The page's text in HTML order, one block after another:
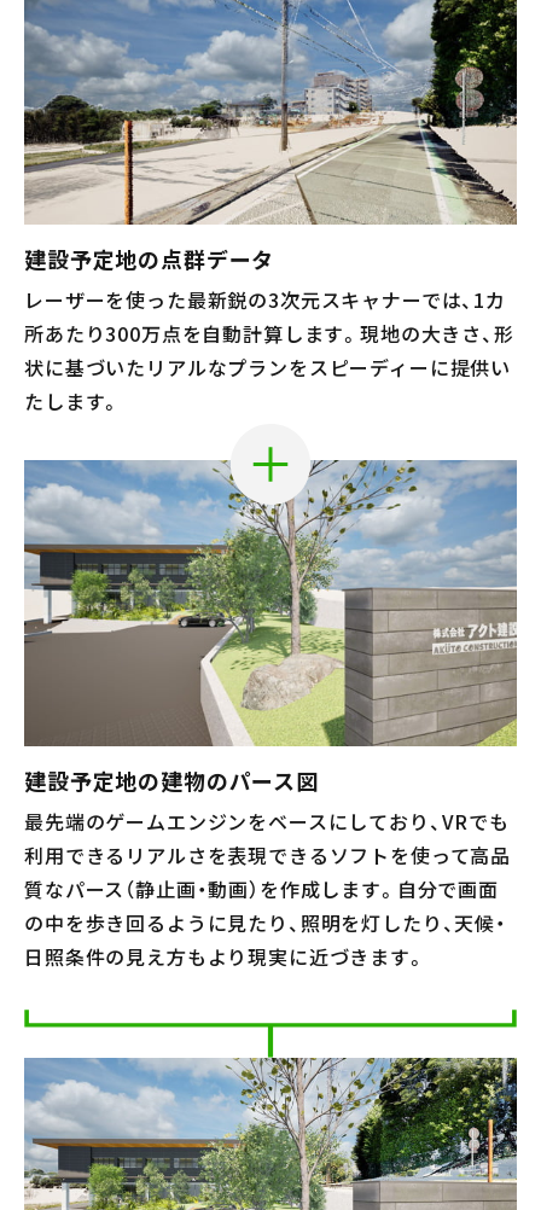
建設予定地の点群データ
レーザーを使った最新鋭の3次元スキャナーでは、1カ
所あたり300万点を自動計算します。現地の大きさ、形
状に基づいたリアルなプランをスピーディーに提供い
たします。
建設予定地の建物のパース図
最先端のゲームエンジンをベースにしており、VRでも
利用できるリアルさを表現できるソフトを使って高品
質なパース（静止画・動画）を作成します。自分で画面
の中を歩き回るように見たり、照明を灯したり、天候・
日照条件の見え方もより現実に近づきます。